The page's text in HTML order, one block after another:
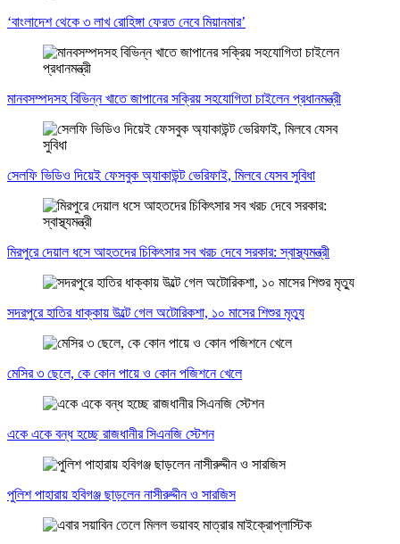
‘বাংলাদেশ থেকে ৩ লাখ রোহিঙ্গা ফেরত নেবে মিয়ানমার’
মানবসম্পদসহ বিভিন্ন খাতে জাপানের সক্রিয় সহযোগিতা চাইলেন প্রধানমন্ত্রী
সেলফি ভিডিও দিয়েই ফেসবুক অ্যাকাউন্ট ভেরিফাই, মিলবে যেসব সুবিধা
মিরপুরে দেয়াল ধসে আহতদের চিকিৎসার সব খরচ দেবে সরকার: স্বাস্থ্যমন্ত্রী
সদরপুরে হাতির ধাক্কায় উল্টে গেল অটোরিকশা, ১০ মাসের শিশুর মৃত্যু
মেসির ৩ ছেলে, কে কোন পায়ে ও কোন পজিশনে খেলে
একে একে বন্ধ হচ্ছে রাজধানীর সিএনজি স্টেশন
পুলিশ পাহারায় হবিগঞ্জ ছাড়লেন নাসীরুদ্দীন ও সারজিস